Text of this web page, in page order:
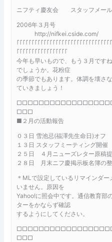
ニフティ慶友会 スタッフメール
2006年３月号
http://nifkei.cside.com/
｢｢｢｢｢｢｢｢｢｢｢｢｢｢｢｢｢｢｢｢｢｢｢｢｢｢｢｢｢｢
｢｢｢｢｢｢｢｢｢｢｢｢｢｢｢｢｢
今年も早いもので、もう３月です
でしょうか。花粉症
の季節でもあります。体調を壊さ
ていきましょう！
□□□
■２月の活動報告
０３日 雪池忌(福澤先生命日)オフ
１３日 スタッフミーティング開催
２５日 ４月ニューズレター原稿
２８日 月末ニフ慶掲示板名簿の
＊MLで設定しているリマインダ
いません。原因を
Yahoo!に照会中です。通信教育部
ターをかならず確認
するようにしてください。
□□□